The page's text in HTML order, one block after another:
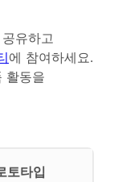
유하고
에 참여하세요.
활동을
토타입